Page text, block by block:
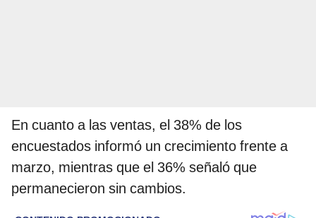
En cuanto a las ventas, el 38% de los
encuestados informó un crecimiento frente a
marzo, mientras que el 36% señaló que
permanecieron sin cambios.